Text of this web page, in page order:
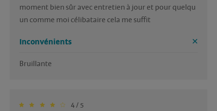
moment bien sûr avec entretien à jour et pour quelqu
un comme moi célibataire cela me suffit
Inconvénients
Bruillante
4 / 5